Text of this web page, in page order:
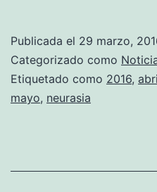
Publicada el 29 marzo,
Categorizado como
Etiquetado como 2016,
mayo, neurasia